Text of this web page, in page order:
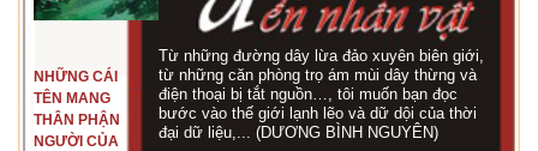
NHỮNG CÁI
TÊN MANG
THÂN PHẬN
NGƯỜI CỦA
Từ những đường dây lừa đảo xuyên biên giới,
từ những căn phòng trọ ám mùi dây thừng và
điện thoại bị tắt nguồn…, tôi muốn bạn đọc
bước vào thế giới lạnh lẽo và dữ dội của thời
đại dữ liệu,... (DƯƠNG BÌNH NGUYÊN)